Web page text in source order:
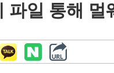
파일 통해 멀